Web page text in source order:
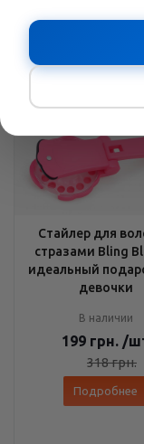
Стайлер для
стразами Bling
идеальный
девочки
В наличии
199 грн. /
318грн.
Подробнее